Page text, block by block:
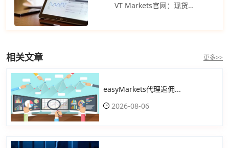
VT Markets官网：现货黄金在此前多个交易日下跌后反弹
相关文章 更多>>
easyMarkets代理返佣...
2026-08-06